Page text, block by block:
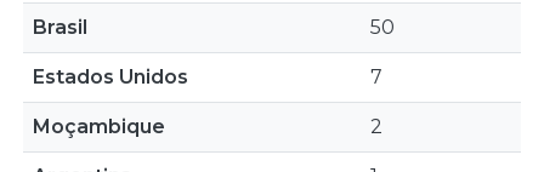
Brasil 50
Estados Unidos 7
Moçambique 2